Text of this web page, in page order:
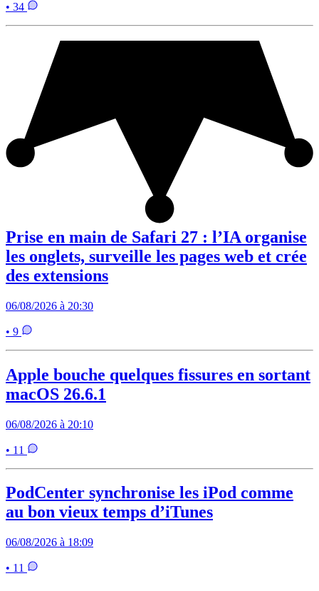
• 34
Prise en main de Safari 27 : l’IA organise
les onglets, surveille les pages web et crée
des extensions
06/08/2026 à 20:30
• 9
Apple bouche quelques fissures en sortant
macOS 26.6.1
06/08/2026 à 20:10
• 11
PodCenter synchronise les iPod comme
au bon vieux temps d’iTunes
06/08/2026 à 18:09
• 11